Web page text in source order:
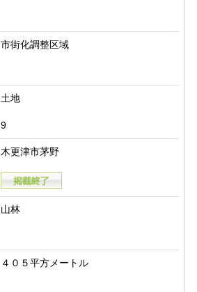
市街化調整区域
土地
9
木更津市茅野
山林
４０５平方メートル